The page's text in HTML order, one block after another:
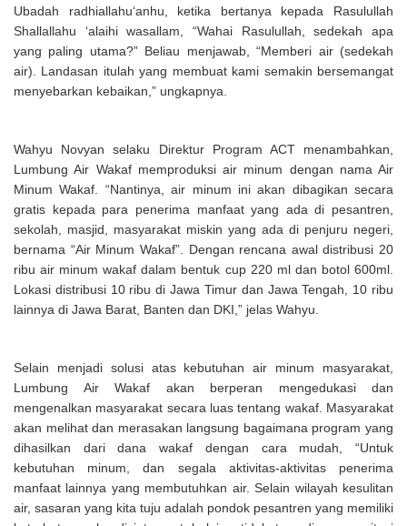
Ubadah radhiallahu‘anhu, ketika bertanya kepada Rasulullah
Shallallahu ‘alaihi wasallam, “Wahai Rasulullah, sedekah apa
yang paling utama?” Beliau menjawab, “Memberi air (sedekah
air). Landasan itulah yang membuat kami semakin bersemangat
menyebarkan kebaikan,” ungkapnya.
Wahyu Novyan selaku Direktur Program ACT menambahkan,
Lumbung Air Wakaf memproduksi air minum dengan nama Air
Minum Wakaf. “Nantinya, air minum ini akan dibagikan secara
gratis kepada para penerima manfaat yang ada di pesantren,
sekolah, masjid, masyarakat miskin yang ada di penjuru negeri,
bernama “Air Minum Wakaf”. Dengan rencana awal distribusi 20
ribu air minum wakaf dalam bentuk cup 220 ml dan botol 600ml.
Lokasi distribusi 10 ribu di Jawa Timur dan Jawa Tengah, 10 ribu
lainnya di Jawa Barat, Banten dan DKI,” jelas Wahyu.
Selain menjadi solusi atas kebutuhan air minum masyarakat,
Lumbung Air Wakaf akan berperan mengedukasi dan
mengenalkan masyarakat secara luas tentang wakaf. Masyarakat
akan melihat dan merasakan langsung bagaimana program yang
dihasilkan dari dana wakaf dengan cara mudah, “Untuk
kebutuhan minum, dan segala aktivitas-aktivitas penerima
manfaat lainnya yang membutuhkan air. Selain wilayah kesulitan
air, sasaran yang kita tuju adalah pondok pesantren yang memiliki